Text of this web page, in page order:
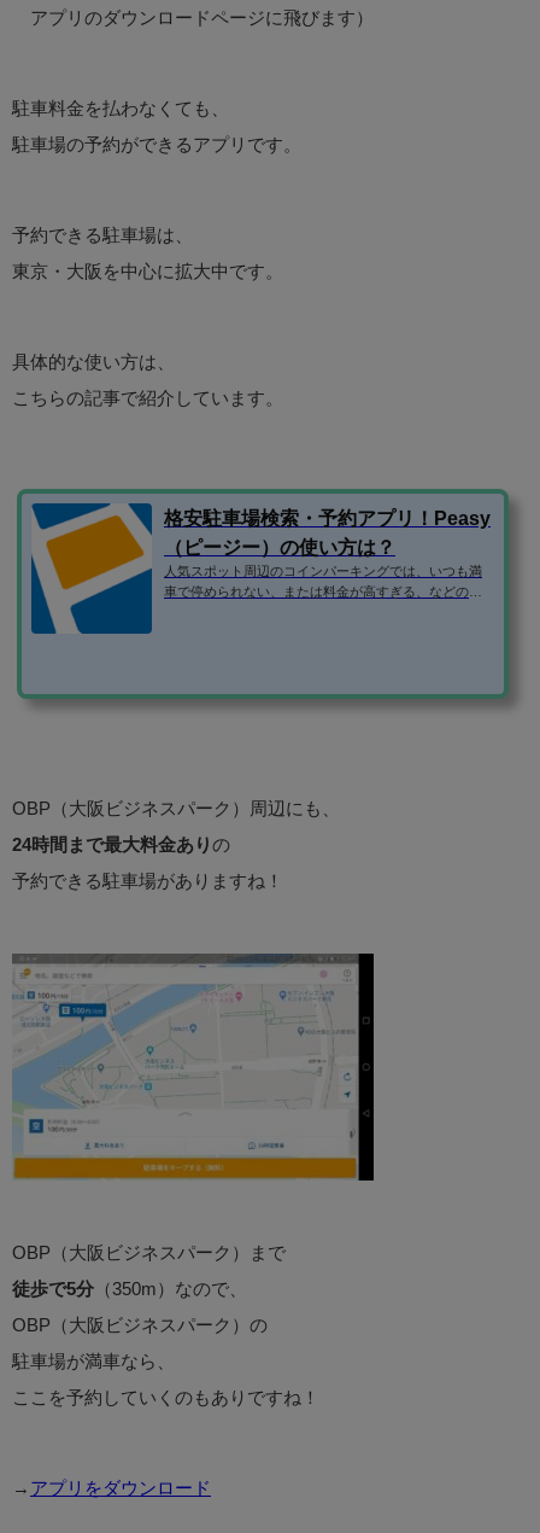
アプリのダウンロードページに飛びます）
駐車料金を払わなくても、
駐車場の予約ができるアプリです。
予約できる駐車場は、
東京・大阪を中心に拡大中です。
具体的な使い方は、
こちらの記事で紹介しています。
格安駐車場検索・予約アプリ！Peasy
（ピージー）の使い方は？
人気スポット周辺のコインパーキングでは、いつも満
車で停められない、または料金が高すぎる、などの問
のダウンロード アプリは、iOS・android両方に対応し
OBP（大阪ビジネスパーク）周辺にも、
24時間まで最大料金あり の
予約できる駐車場がありますね！
OBP（大阪ビジネスパーク）まで
徒歩で5分 （350m）なので、
OBP（大阪ビジネスパーク）の
駐車場が満車なら、
ここを予約していくのもありですね！
→ アプリをダウンロード